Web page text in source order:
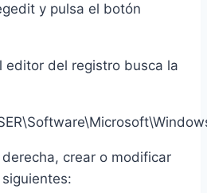
y pulsa el botón
editor del registro busca la
crear o modificar
siguientes: